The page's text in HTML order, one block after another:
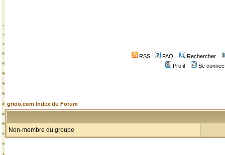
RSS FAQ
Rechercher
Profil
Se
grioo.com Index du Forum
Non-membre du groupe